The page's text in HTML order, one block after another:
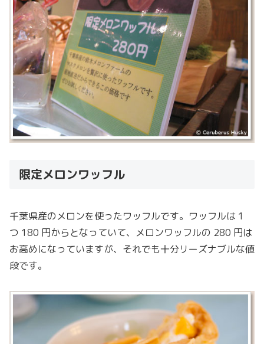
限定メロンワッフル
千葉県産のメロンを使ったワッフルです。ワッフルは 1
つ 180 円からとなっていて、メロンワッフルの 280 円は
お高めになっていますが、それでも十分リーズナブルな値
段です。